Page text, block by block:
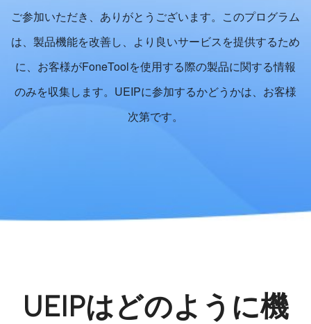
ご参加いただき、ありがとうございます。このプログラム
は、製品機能を改善し、より良いサービスを提供するため
に、お客様がFoneToolを使用する際の製品に関する情報
のみを収集します。UEIPに参加するかどうかは、お客様
次第です。
UEIPはどのように機